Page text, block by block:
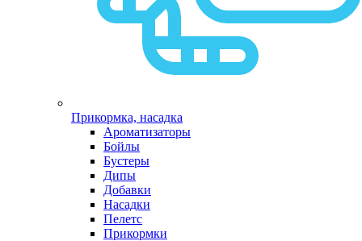
Прикормка, насадка
Ароматизаторы
Бойлы
Бустеры
Дипы
Добавки
Насадки
Пелетс
Прикормки